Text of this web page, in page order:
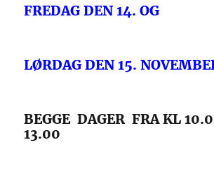
FREDAG DEN 14. OG
LØRDAG DEN 15.
BEGGE DAGER FRA KL
13.00